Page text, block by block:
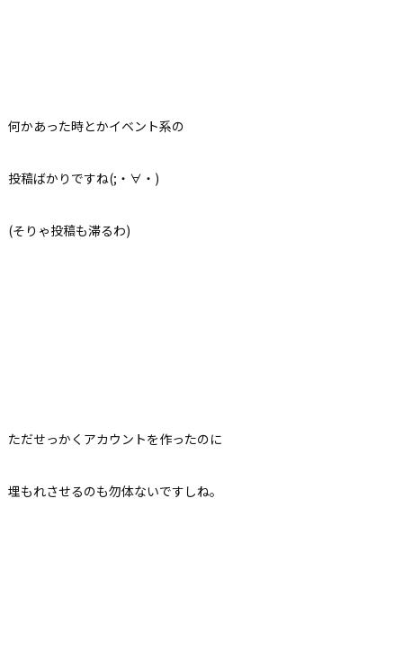
何かあった時とかイベント系の
投稿ばかりですね(;・∀・)
(そりゃ投稿も滞るわ)
ただせっかくアカウントを作ったのに
埋もれさせるのも勿体ないですしね。